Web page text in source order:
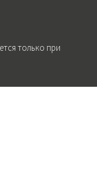
только при